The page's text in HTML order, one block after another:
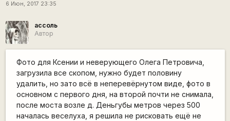
6 Июн, 2017 23:35
ассоль
Автор
Фото для Ксении и неверующего Олега Петровича,
загрузила все скопом, нужно будет половину
удалить, но зато всё в неперевёрнутом виде, фото в
основном с первого дня, на второй почти не снимала,
после моста возле д. Деньгубы метров через 500
началась веселуха, я решила не рисковать ещё не